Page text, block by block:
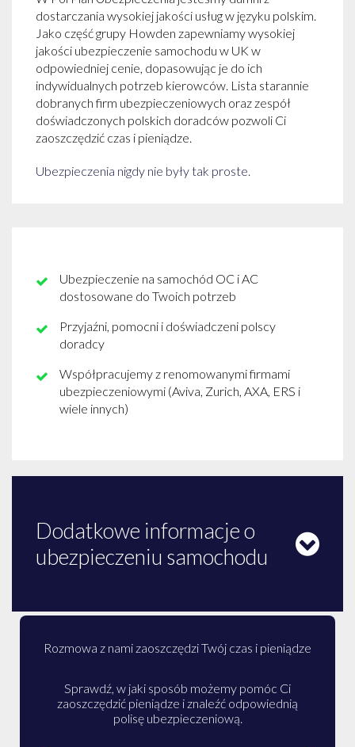
dostarczania wysokiej jakości usług w języku polskim.
Jako część grupy Howden zapewniamy wysokiej
jakości ubezpieczenie samochodu w UK w
odpowiedniej cenie, dopasowując je do ich
indywidualnych potrzeb kierowców. Lista starannie
dobranych firm ubezpieczeniowych oraz zespół
doświadczonych polskich doradców pozwoli Ci
zaoszczędzić czas i pieniądze.
Ubezpieczenia nigdy nie były tak proste.
Ubezpieczenie na samochód OC i AC
dostosowane do Twoich potrzeb
Przyjaźni, pomocni i doświadczeni polscy
doradcy
Współpracujemy z renomowanymi firmami
ubezpieczeniowymi (Aviva, Zurich, AXA, ERS i
wiele innych)
Dodatkowe informacje o
ubezpieczeniu samochodu
Rozmowa z nami zaoszczędzi Twój czas i pieniądze
Sprawdź, w jaki sposób możemy pomóc Ci
zaoszczędzić pieniądze i znaleźć odpowiednią
polisę ubezpieczeniową.